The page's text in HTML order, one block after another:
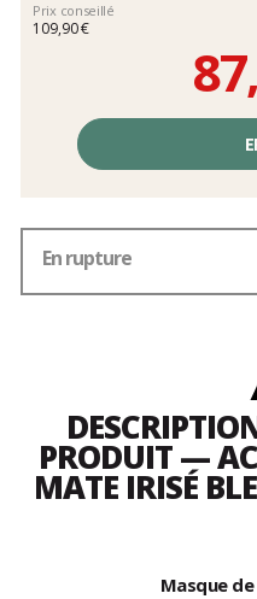
Prix conseillé
109,90 €
unitaire,
En rupture
PRODUIT —
MATE IRISÉ
Masque